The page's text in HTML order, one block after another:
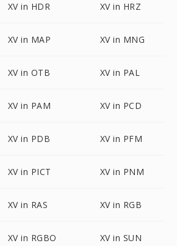
XV in HDR XV in HRZ
XV in MAP XV in MNG
XV in OTB XV in PAL
XV in PAM XV in PCD
XV in PDB XV in PFM
XV in PICT XV in PNM
XV in RAS XV in RGB
XV in RGBO XV in SUN